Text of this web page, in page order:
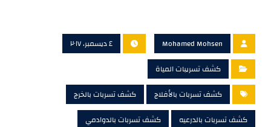
Mohamed Mohsen
٤ ديسمبر، ٢٠١٧
كشف تسريبات المياة
كشف تسربات بالأفلاج
كشف تسربات بالخرج
كشف تسربات بالدرعيه
كشف تسربات بالدوادمي